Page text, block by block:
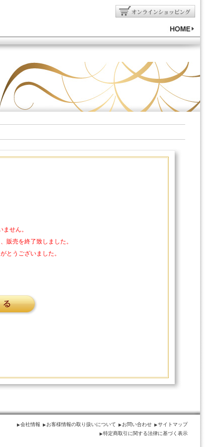
せん。
販売を終了致しました。
とうございました。
サイトマップ
お問い合わせ
お客様情報の取り扱いについて
会社情報
特定商取引に関する法律に基づく表示